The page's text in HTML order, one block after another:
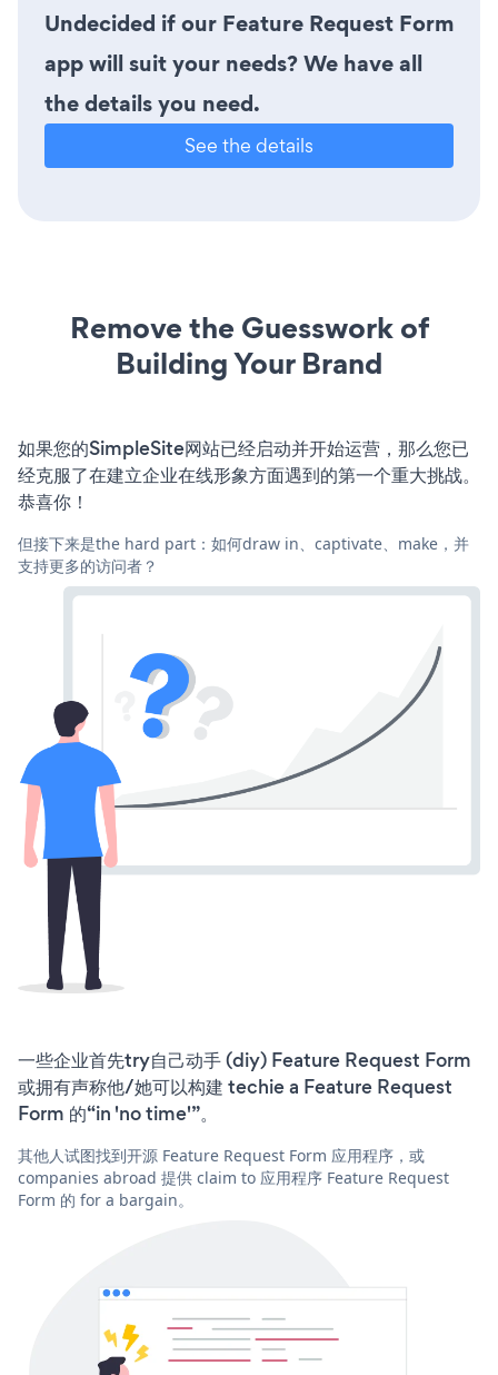
Undecided if our Feature Request Form
app will suit your needs? We have all
the details you need.
See the details
Remove the Guesswork of
Building Your Brand
如果您的SimpleSite网站已经启动并开始运营，那么您已
经克服了在建立企业在线形象方面遇到的第一个重大挑战。
恭喜你！
但接下来是the hard part：如何draw in、captivate、make，并
支持更多的访问者？
一些企业首先try自己动手 (diy) Feature Request Form
或拥有声称他/她可以构建 techie a Feature Request
Form 的“in 'no time'”。
其他人试图找到开源 Feature Request Form 应用程序，或
companies abroad 提供 claim to 应用程序 Feature Request
Form 的 for a bargain。